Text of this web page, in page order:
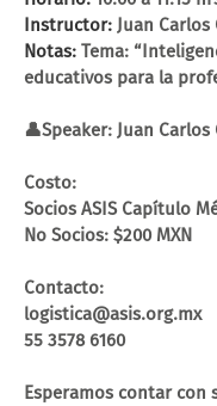
Instructor: Juan
Notas: Tema:
educativos para la
👤Speaker: Juan
Costo:
Socios ASIS Capítulo
No Socios: $200 MXN
Contacto:
logistica@asis.org.mx
55 3578 6160
Esperamos contar con